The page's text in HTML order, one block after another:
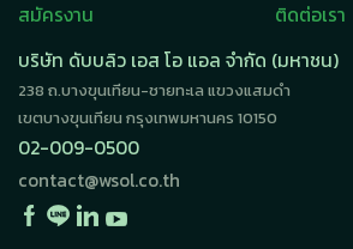
สมัครงาน
ติดต่อเรา
บริษัท ดับบลิว เอส โอ แอล จำกัด (มหาชน)
238 ถ.บางขุนเทียน-ชายทะเล แขวงแสมดำ
เขตบางขุนเทียน กรุงเทพมหานคร 10150
02-009-0500
contact@wsol.co.th